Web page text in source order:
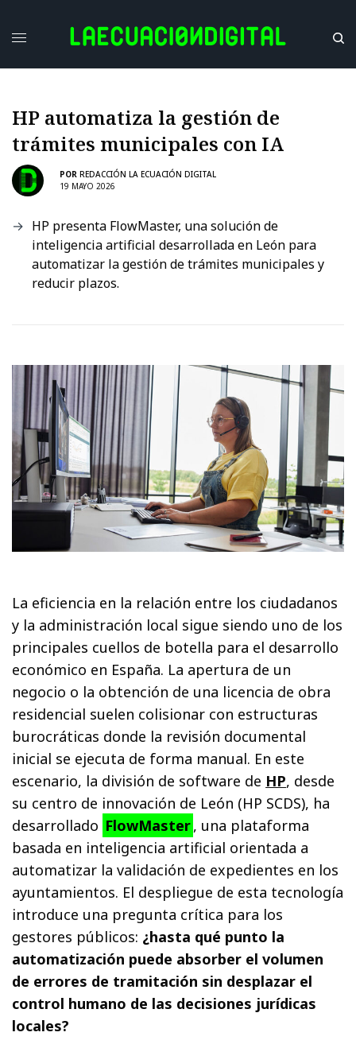
HP automatiza la gestión de
trámites municipales con IA
POR REDACCIÓN LA ECUACIÓN DIGITAL
19 MAYO 2026
HP presenta FlowMaster, una solución de
inteligencia artificial desarrollada en León para
automatizar la gestión de trámites municipales y
reducir plazos.
La eficiencia en la relación entre los ciudadanos
y la administración local sigue siendo uno de los
principales cuellos de botella para el desarrollo
económico en España. La apertura de un
negocio o la obtención de una licencia de obra
residencial suelen colisionar con estructuras
burocráticas donde la revisión documental
inicial se ejecuta de forma manual. En este
escenario, la división de software de HP, desde
su centro de innovación de León (HP SCDS), ha
desarrollado FlowMaster, una plataforma
basada en inteligencia artificial orientada a
automatizar la validación de expedientes en los
ayuntamientos. El despliegue de esta tecnología
introduce una pregunta crítica para los
gestores públicos: ¿hasta qué punto la
automatización puede absorber el volumen
de errores de tramitación sin desplazar el
control humano de las decisiones jurídicas
locales?